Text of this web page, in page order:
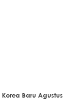
Baru Agustus